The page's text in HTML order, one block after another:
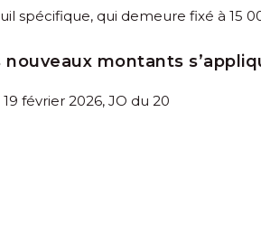
spécifique, qui demeure fixé à 15
nouveaux montants
février 2026, JO du 20